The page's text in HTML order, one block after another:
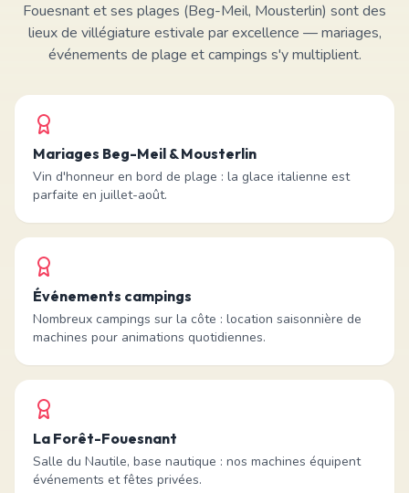
Fouesnant et ses plages (Beg-Meil, Mousterlin) sont des
lieux de villégiature estivale par excellence — mariages,
événements de plage et campings s'y multiplient.
Mariages Beg-Meil & Mousterlin
Vin d'honneur en bord de plage : la glace italienne est
parfaite en juillet-août.
Événements campings
Nombreux campings sur la côte : location saisonnière de
machines pour animations quotidiennes.
La Forêt-Fouesnant
Salle du Nautile, base nautique : nos machines équipent
événements et fêtes privées.